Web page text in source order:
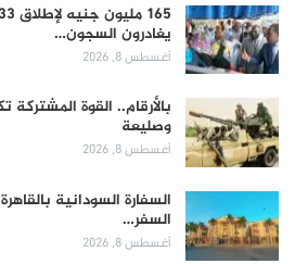
يغادرون السجون…
أغسطس 8, 2026
بالأرقام.. القوة
وصليعة
أغسطس 8, 2026
السفارة السودانية
السفر…
أغسطس 8, 2026